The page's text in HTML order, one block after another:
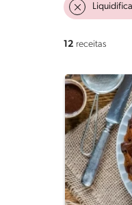
12 receitas